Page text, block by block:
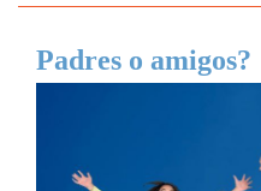
Padres o amigos?